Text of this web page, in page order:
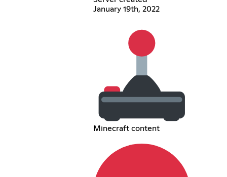
January 19th, 2022
Minecraft content